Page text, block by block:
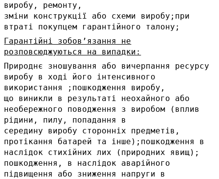
виробу, ремонту,
зміни конструкції або схеми виробу;при
втраті покупцем гарантійного талону;
Гарантійні зобов’язання не
розповсюджуються на випадки:
Природнє зношування або вичерпання ресурсу
виробу в ході його інтенсивного
використання ;пошкодження виробу,
що виникли в результаті неохайного або
необережного поводження з виробом (вплив
рідини, пилу, попадання в
середину виробу сторонніх предметів,
протікання батарей та інше);пошкодження в
наслідок стихійних лих (природних явищ);
пошкодження, в наслідок аварійного
підвищення або зниження напруги в